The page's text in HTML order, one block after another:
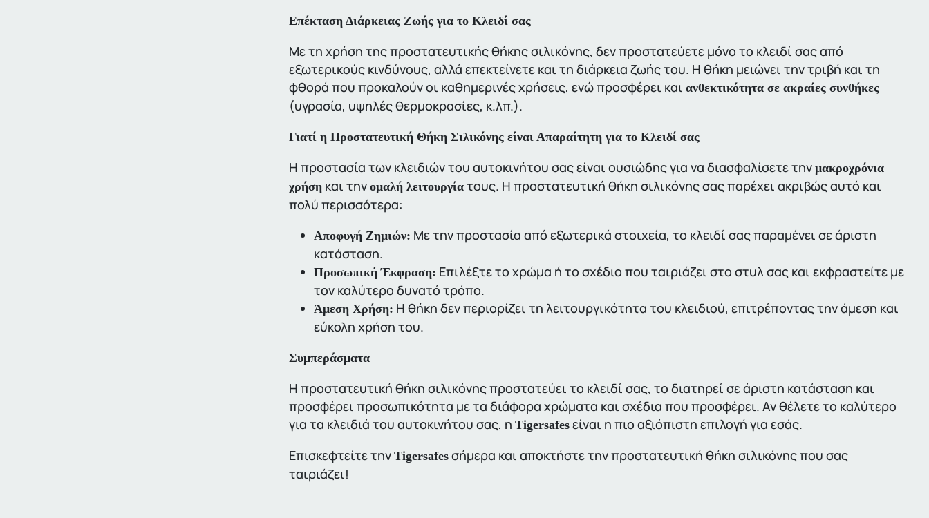
Επέκταση Διάρκειας Ζωής για το Κλειδί σας
Με τη χρήση της προστατευτικής θήκης σιλικόνης, δεν προστατεύετε μόνο το κλειδί σας από
εξωτερικούς κινδύνους, αλλά επεκτείνετε και τη διάρκεια ζωής του. Η θήκη μειώνει την τριβή και τη
φθορά που προκαλούν οι καθημερινές χρήσεις, ενώ προσφέρει και ανθεκτικότητα σε ακραίες συνθήκες
(υγρασία, υψηλές θερμοκρασίες, κ.λπ.).
Γιατί η Προστατευτική Θήκη Σιλικόνης είναι Απαραίτητη για το Κλειδί σας
Η προστασία των κλειδιών του αυτοκινήτου σας είναι ουσιώδης για να διασφαλίσετε την μακροχρόνια
χρήσηκαι την ομαλή λειτουργίατους. Η προστατευτική θήκη σιλικόνης σας παρέχει ακριβώς αυτό και
πολύ περισσότερα:
Αποφυγή Ζημιών: Με την προστασία από εξωτερικά στοιχεία, το κλειδί σας παραμένει σε άριστη
κατάσταση.
Προσωπική Έκφραση: Επιλέξτε το χρώμα ή το σχέδιο που ταιριάζει στο στυλ σας και εκφραστείτε με
τον καλύτερο δυνατό τρόπο.
Άμεση Χρήση: Η θήκη δεν περιορίζει τη λειτουργικότητα του κλειδιού, επιτρέποντας την άμεση και
εύκολη χρήση του.
Συμπεράσματα
Η προστατευτική θήκη σιλικόνης προστατεύει το κλειδί σας, το διατηρεί σε άριστη κατάσταση και
προσφέρει προσωπικότητα με τα διάφορα χρώματα και σχέδια που προσφέρει. Αν θέλετε το καλύτερο
για τα κλειδιά του αυτοκινήτου σας, η Tigersafesείναι η πιο αξιόπιστη επιλογή για εσάς.
Επισκεφτείτε την Tigersafesσήμερα και αποκτήστε την προστατευτική θήκη σιλικόνης που σας
ταιριάζει!